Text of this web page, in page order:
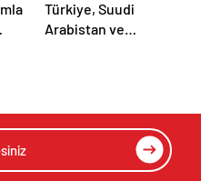
Türkiye, Suudi
Arabistan ve